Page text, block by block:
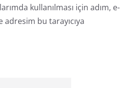
kullanılması için adım, e-
bu tarayıcıya